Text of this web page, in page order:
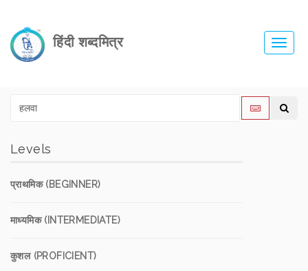
हिंदी शब्दमित्र
Levels
प्राथमिक (BEGINNER)
माध्यमिक (INTERMEDIATE)
कुशल (PROFICIENT)